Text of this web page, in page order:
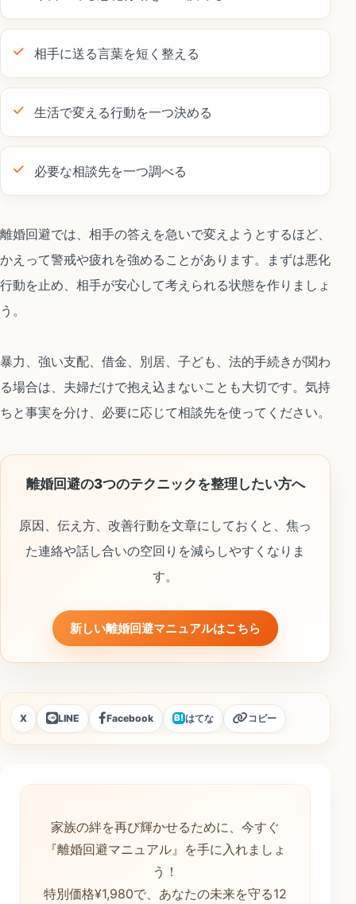
相手に送る言葉を短く整える
生活で変える行動を一つ決める
必要な相談先を一つ調べる
離婚回避では、相手の答えを急いで変えようとするほど、
かえって警戒や疲れを強めることがあります。まずは悪化
行動を止め、相手が安心して考えられる状態を作りましょ
う。
暴力、強い支配、借金、別居、子ども、法的手続きが関わ
る場合は、夫婦だけで抱え込まないことも大切です。気持
ちと事実を分け、必要に応じて相談先を使ってください。
離婚回避の3つのテクニックを整理したい方へ
原因、伝え方、改善行動を文章にしておくと、焦っ
た連絡や話し合いの空回りを減らしやすくなりま
す。
新しい離婚回避マニュアルはこちら
X LINE Facebook B!はてな コピー
家族の絆を再び輝かせるために、今すぐ
『離婚回避マニュアル』を手に入れましょ
う！
特別価格¥1,980で、あなたの未来を守る12